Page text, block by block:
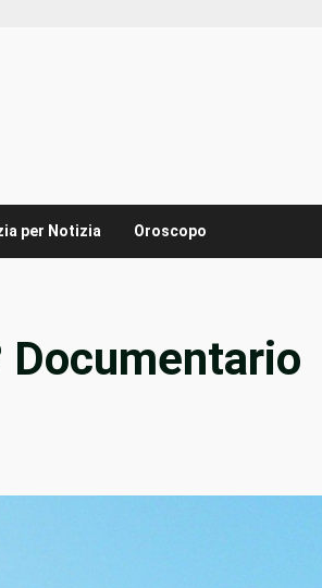
per Notizia Oroscopo
Documentario